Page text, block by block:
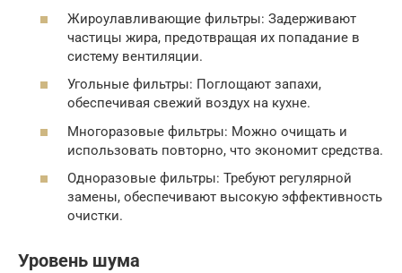
Жироулавливающие фильтры: Задерживают
частицы жира, предотвращая их попадание в
систему вентиляции.
Угольные фильтры: Поглощают запахи,
обеспечивая свежий воздух на кухне.
Многоразовые фильтры: Можно очищать и
использовать повторно, что экономит средства.
Одноразовые фильтры: Требуют регулярной
замены, обеспечивают высокую эффективность
очистки.
Уровень шума